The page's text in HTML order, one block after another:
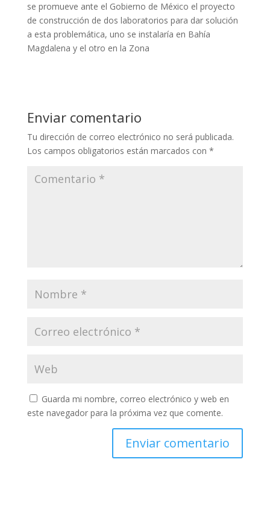
se promueve ante el Gobierno de México el proyecto
de construcción de dos laboratorios para dar solución
a esta problemática, uno se instalaría en Bahía
Magdalena y el otro en la Zona
Enviar comentario
Tu dirección de correo electrónico no será publicada.
Los campos obligatorios están marcados con *
Guarda mi nombre, correo electrónico y web en
este navegador para la próxima vez que comente.